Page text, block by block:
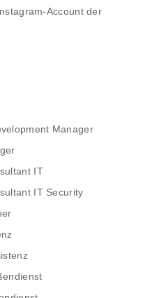
Account der
Manager
IT
IT Security